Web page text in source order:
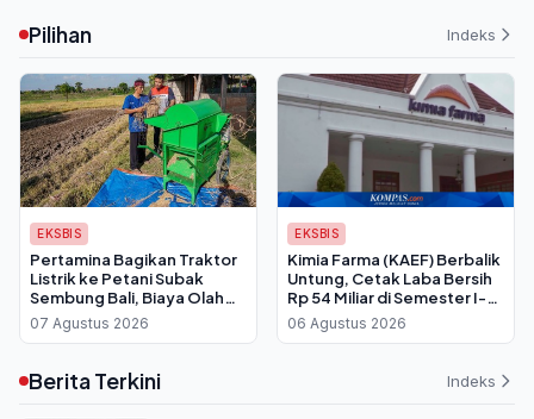
Pilihan Indeks
EKSBIS
Pertamina Bagikan Traktor
Listrik ke Petani Subak
Sembung Bali, Biaya Olah
Lahan Dipangkas Drastis
07 Agustus 2026
EKSBIS
Kimia Farma (KAEF) Berbalik
Untung, Cetak Laba Bersih
Rp 54 Miliar di Semester I-
2026
06 Agustus 2026
Berita Terkini Indeks